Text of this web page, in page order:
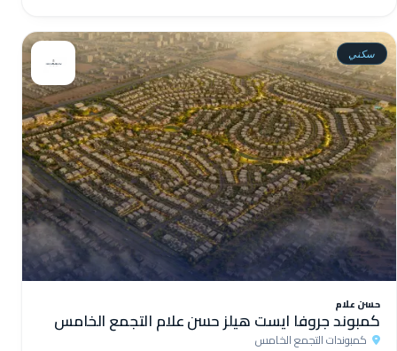
سكني
حسن علام
كمبوند جروفا ايست هيلز حسن علام التجمع الخامس
كمبوندات التجمع الخامس